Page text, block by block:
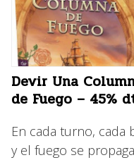
Devir Una
de Fuego – 45%
En cada turno, cada
y el fuego se